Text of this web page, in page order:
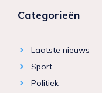
Categorieën
Laatste nieuws
Sport
Politiek